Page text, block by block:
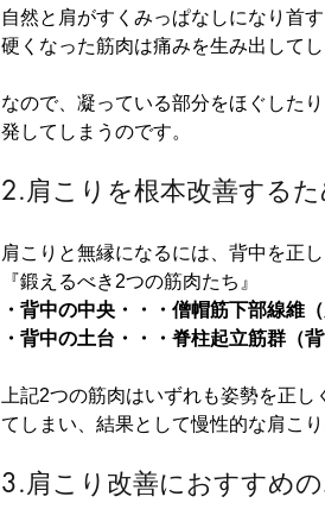
自然と肩がすくみっぱなしになり首
硬くなった筋肉は痛みを生み出して
なので、凝っている部分をほぐした
発してしまうのです。
2.肩こりを根本改善する
肩こりと無縁になるには、背中を正
『鍛えるべき2つの筋肉たち』
・背中の中央・・・僧帽筋下部線維
・背中の土台・・・脊柱起立筋群（
上記2つの筋肉はいずれも姿勢を正
てしまい、結果として慢性的な肩こ
3.肩こり改善におすすめ